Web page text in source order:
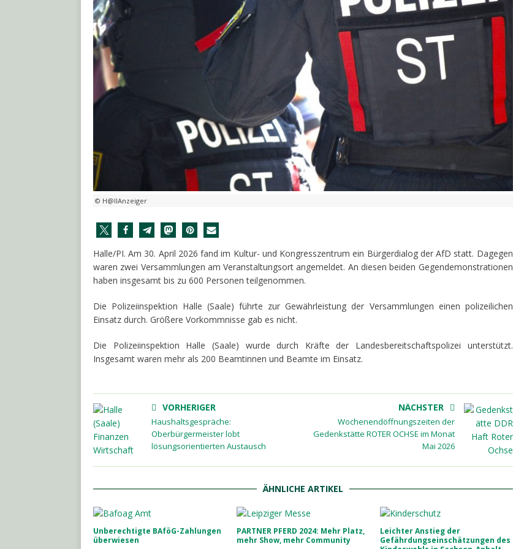
© H@llAnzeiger
Halle/PI. Am 30. April 2026 fand im Kultur- und Kongresszentrum ein Bürgerdialog der AfD statt. Dagegen
waren zwei Versammlungen am Veranstaltungsort angemeldet. An diesen beiden Gegendemonstrationen
haben insgesamt bis zu 600 Personen teilgenommen.
Die Polizeiinspektion Halle (Saale) führte zur Gewährleistung der Versammlungen einen polizeilichen
Einsatz durch. Größere Vorkommnisse gab es nicht.
Die Polizeiinspektion Halle (Saale) wurde durch Kräfte der Landesbereitschaftspolizei unterstützt.
Insgesamt waren mehr als 200 Beamtinnen und Beamte im Einsatz.
VORHERIGER
Haushaltsgespräche:
Oberbürgermeister lobt
lösungsorientierten Austausch
NÄCHSTER
Wochenendöffnungszeiten der
Gedenkstätte ROTER OCHSE im Monat
Mai 2026
ÄHNLICHE ARTIKEL
Unberechtigte BAföG-Zahlungen
überwiesen
PARTNER PFERD 2024: Mehr Platz,
mehr Show, mehr Community
Leichter Anstieg der
Gefährdungseinschätzungen des